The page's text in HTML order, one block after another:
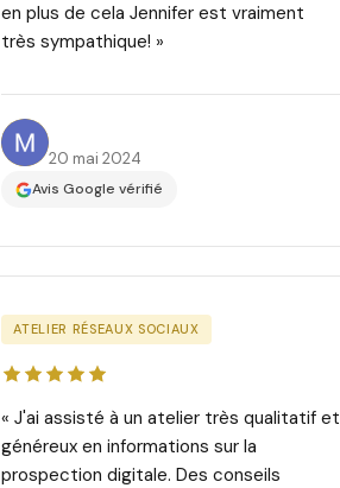
en plus de cela Jennifer est vraiment
très sympathique! »
20 mai 2024
Avis Google vérifié
ATELIER RÉSEAUX SOCIAUX
« J'ai assisté à un atelier très qualitatif et
généreux en informations sur la
prospection digitale. Des conseils